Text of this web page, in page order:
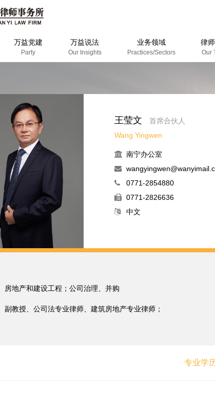
万益党建
Party
万益说法
Our Insights
业务领域
Practices/Sectors
律
Our
王莹文
首席合伙人
Wang Yingwen
南宁办公室
0771-2854880
0771-2826636
中文
房地产和建设工程；公司治理、并购
副教授、公司法专业律师、建筑房地产专业律师；
专业学